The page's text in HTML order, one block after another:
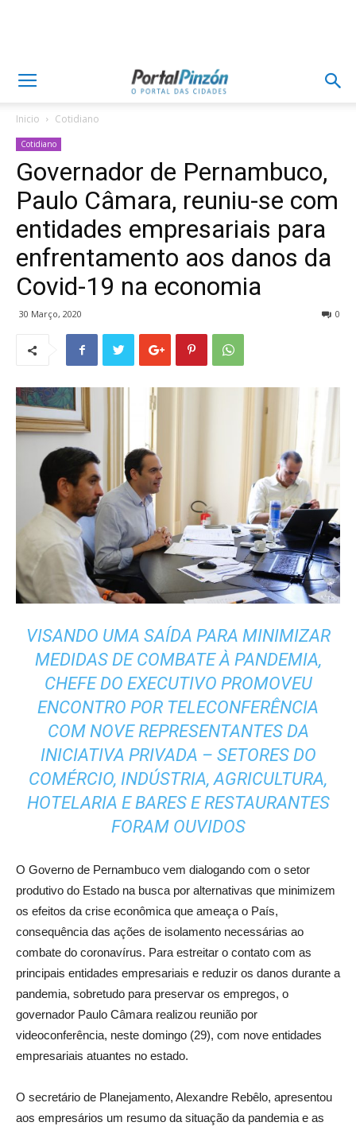
Inicio Cotidiano
Cotidiano
Governador de Pernambuco,
Paulo Câmara, reuniu-se com
entidades empresariais para
enfrentamento aos danos da
Covid-19 na economia
30 Março, 2020 0
VISANDO UMA SAÍDA PARA MINIMIZAR
MEDIDAS DE COMBATE À PANDEMIA,
CHEFE DO EXECUTIVO PROMOVEU
ENCONTRO POR TELECONFERÊNCIA
COM NOVE REPRESENTANTES DA
INICIATIVA PRIVADA – SETORES DO
COMÉRCIO, INDÚSTRIA, AGRICULTURA,
HOTELARIA E BARES E RESTAURANTES
FORAM OUVIDOS
O Governo de Pernambuco vem dialogando com o setor
produtivo do Estado na busca por alternativas que minimizem
os efeitos da crise econômica que ameaça o País,
consequência das ações de isolamento necessárias ao
combate do coronavírus. Para estreitar o contato com as
principais entidades empresariais e reduzir os danos durante a
pandemia, sobretudo para preservar os empregos, o
governador Paulo Câmara realizou reunião por
videoconferência, neste domingo (29), com nove entidades
empresariais atuantes no estado.
O secretário de Planejamento, Alexandre Rebêlo, apresentou
aos empresários um resumo da situação da pandemia e as